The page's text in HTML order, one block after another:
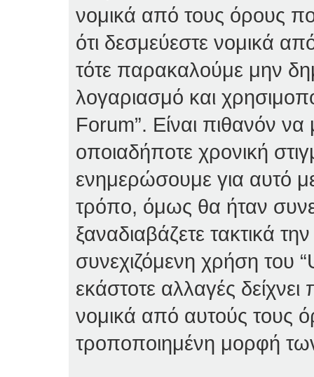
νομικά από τους όρους
ότι δεσμεύεστε νομικά
τότε παρακαλούμε μην
λογαριασμό και
Forum”. Είναι πιθανόν
οποιαδήποτε χρονική
ενημερώσουμε για αυτό
τρόπο, όμως θα ήταν
ξαναδιαβάζετε τακτικά
συνεχιζόμενη χρήση του
εκάστοτε αλλαγές
νομικά από αυτούς τους
τροποποιημένη μορφή